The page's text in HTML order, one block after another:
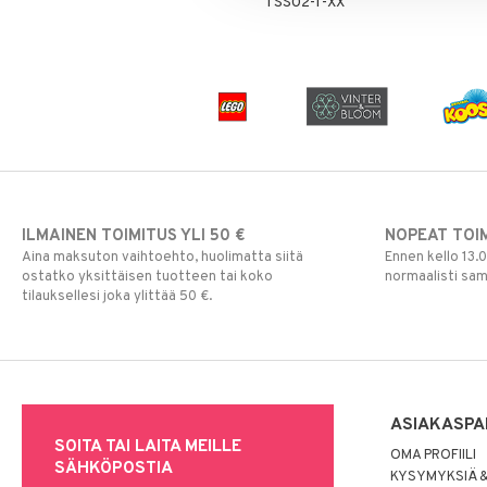
ILMAINEN TOIMITUS YLI 50 €
Aina maksuton vaihtoehto, huolimatta siitä
ostatko yksittäisen tuotteen tai koko
tilauksellesi joka ylittää 50 €.
NOPEAT
Ennen kello
normaalisti
SOITA TAI LAITA MEILLE
SÄHKÖPOSTIA
OMA PROFIILI
KYSYMYKSIÄ